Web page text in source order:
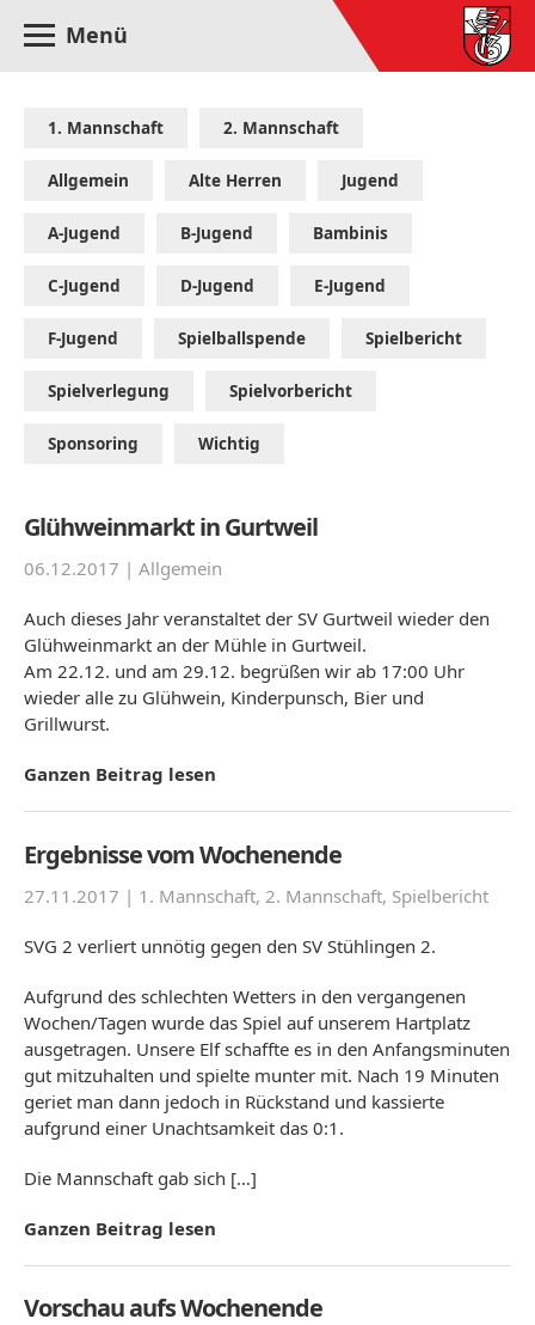
Menü
1. Mannschaft 2. Mannschaft
Allgemein Alte Herren Jugend
A-Jugend B-Jugend Bambinis
C-Jugend D-Jugend E-Jugend
F-Jugend Spielballspende Spielbericht
Spielverlegung Spielvorbericht
Sponsoring Wichtig
Glühweinmarkt in Gurtweil
06.12.2017 | Allgemein
Auch dieses Jahr veranstaltet der SV Gurtweil wieder den
Glühweinmarkt an der Mühle in Gurtweil.
Am 22.12. und am 29.12. begrüßen wir ab 17:00 Uhr
wieder alle zu Glühwein, Kinderpunsch, Bier und
Grillwurst.
Ganzen Beitrag lesen
Ergebnisse vom Wochenende
27.11.2017 | 1. Mannschaft, 2. Mannschaft, Spielbericht
SVG 2 verliert unnötig gegen den SV Stühlingen 2.
Aufgrund des schlechten Wetters in den vergangenen
Wochen/Tagen wurde das Spiel auf unserem Hartplatz
ausgetragen. Unsere Elf schaffte es in den Anfangsminuten
gut mitzuhalten und spielte munter mit. Nach 19 Minuten
geriet man dann jedoch in Rückstand und kassierte
aufgrund einer Unachtsamkeit das 0:1.
Die Mannschaft gab sich […]
Ganzen Beitrag lesen
Vorschau aufs Wochenende